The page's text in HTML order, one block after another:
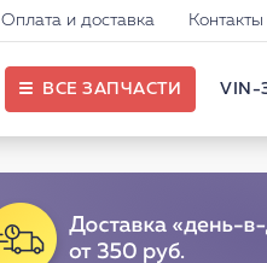
Оплата и доставка Контакты
ВСЕ ЗАПЧАСТИ VIN-